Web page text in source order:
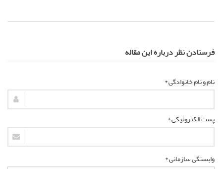
فرستادن نظر درباره این مقاله
نام و نام خانوادگی *
پست الکترونیکی *
وابستگی سازمانی *